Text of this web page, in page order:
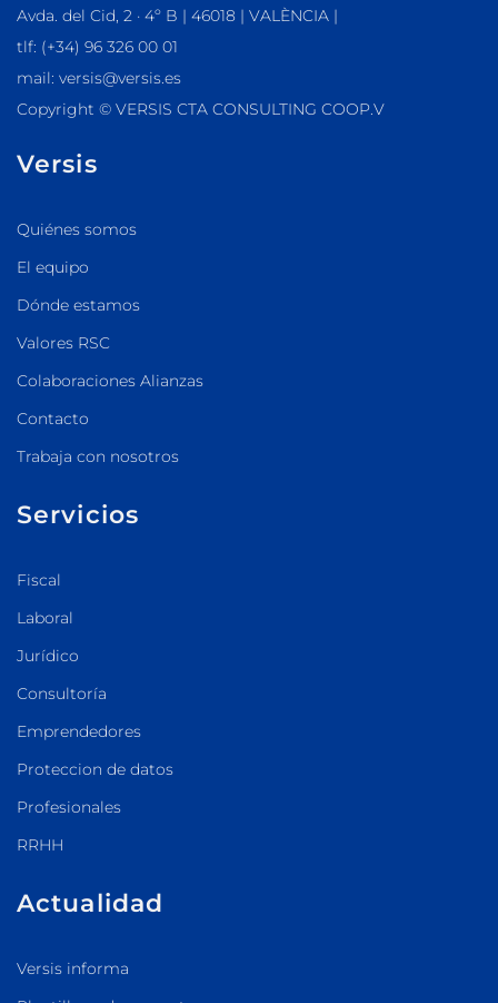
Avda. del Cid, 2 · 4º B | 46018 | VALÈNCIA |
tlf: (+34) 96 326 00 01
mail: versis@versis.es
Copyright © VERSIS CTA CONSULTING COOP.V
Versis
Quiénes somos
El equipo
Dónde estamos
Valores RSC
Colaboraciones Alianzas
Contacto
Trabaja con nosotros
Servicios
Fiscal
Laboral
Jurídico
Consultoría
Emprendedores
Proteccion de datos
Profesionales
RRHH
Actualidad
Versis informa